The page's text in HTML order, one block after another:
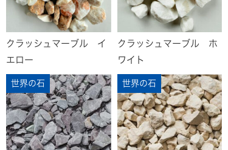
クラッシュマーブル イ
エロー
クラッシュマーブル ホ
ワイト
世界の石 世界の石